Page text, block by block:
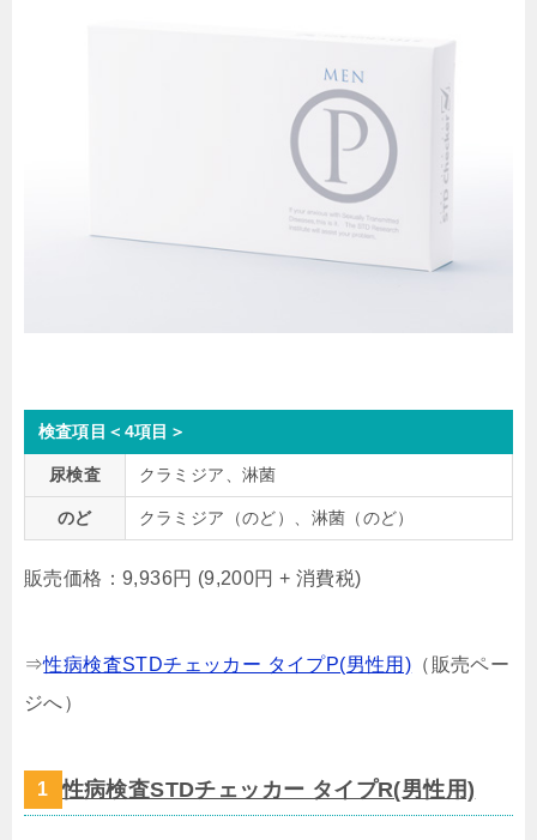
検査項目＜4項目＞
尿検査 クラミジア、淋菌
のど クラミジア（のど）、淋菌（のど）
販売価格：9,936円 (9,200円 + 消費税)
⇒性病検査STDチェッカー タイプP(男性用) （販売ペー
ジへ）
性病検査STDチェッカー タイプR(男性用)